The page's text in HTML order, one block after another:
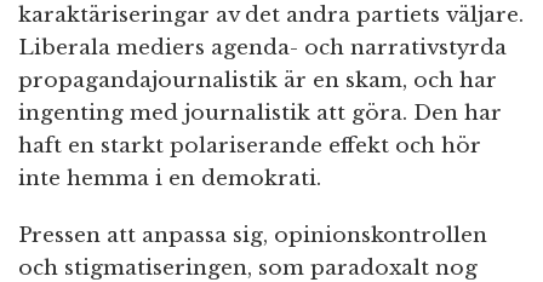
karaktäriseringar av det andra partiets väljare.
Liberala mediers agenda- och narrativstyrda
propagandajournalistik är en skam, och har
ingenting med journalistik att göra. Den har
haft en starkt polariserande effekt och hör
inte hemma i en demokrati.
Pressen att anpassa sig, opinionskontrollen
och stigmatiseringen, som paradoxalt nog